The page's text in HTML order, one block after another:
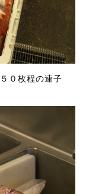
０枚程の連子